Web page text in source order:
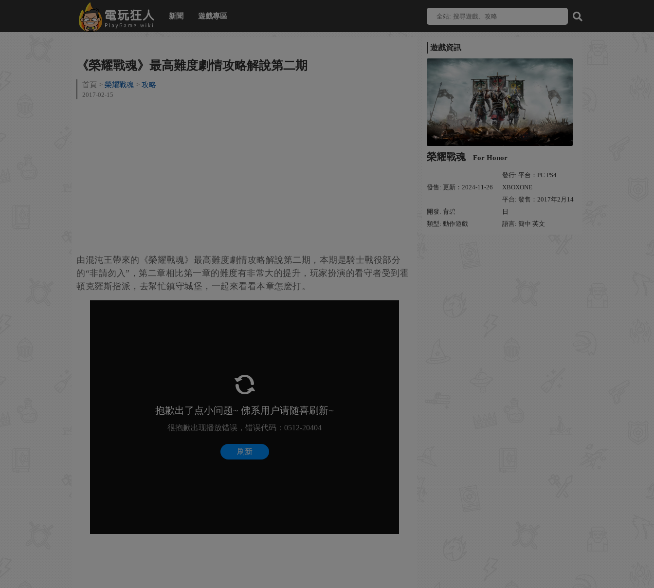
新聞 遊戲專區
遊戲資訊
榮耀戰魂 For Honor
發售: 更新：2024-11-26
發行: 平台：PC PS4
XBOXONE
開發: 育碧
平台: 發售：2017年2月14
日
類型: 動作遊戲
語言: 簡中 英文
《榮耀戰魂》最高難度劇情攻略解說第二期
首頁 榮耀戰魂 攻略
2017-02-15
由混沌王帶來的《榮耀戰魂》最高難度劇情攻略解說第二期，本期是騎士戰役部分
的“非請勿入”，第二章相比第一章的難度有非常大的提升，玩家扮演的看守者受到霍
頓克羅斯指派，去幫忙鎮守城堡，一起來看看本章怎麽打。